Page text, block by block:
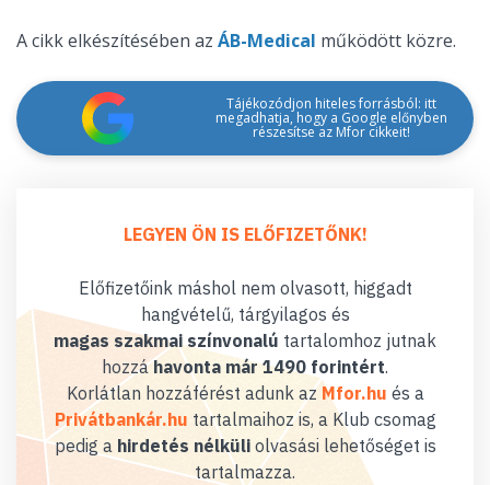
A cikk elkészítésében az ÁB-Medical működött közre.
Tájékozódjon hiteles forrásból: itt
megadhatja, hogy a Google előnyben
részesítse az Mfor cikkeit!
LEGYEN ÖN IS ELŐFIZETŐNK!
Előfizetőink máshol nem olvasott, higgadt
hangvételű, tárgyilagos és
magas szakmai színvonalú tartalomhoz jutnak
hozzáhavonta már 1490 forintért.
Korlátlan hozzáférést adunk az Mfor.hu és a
Privátbankár.hu tartalmaihoz is, a Klub csomag
pedig a hirdetés nélküliolvasási lehetőséget is
tartalmazza.